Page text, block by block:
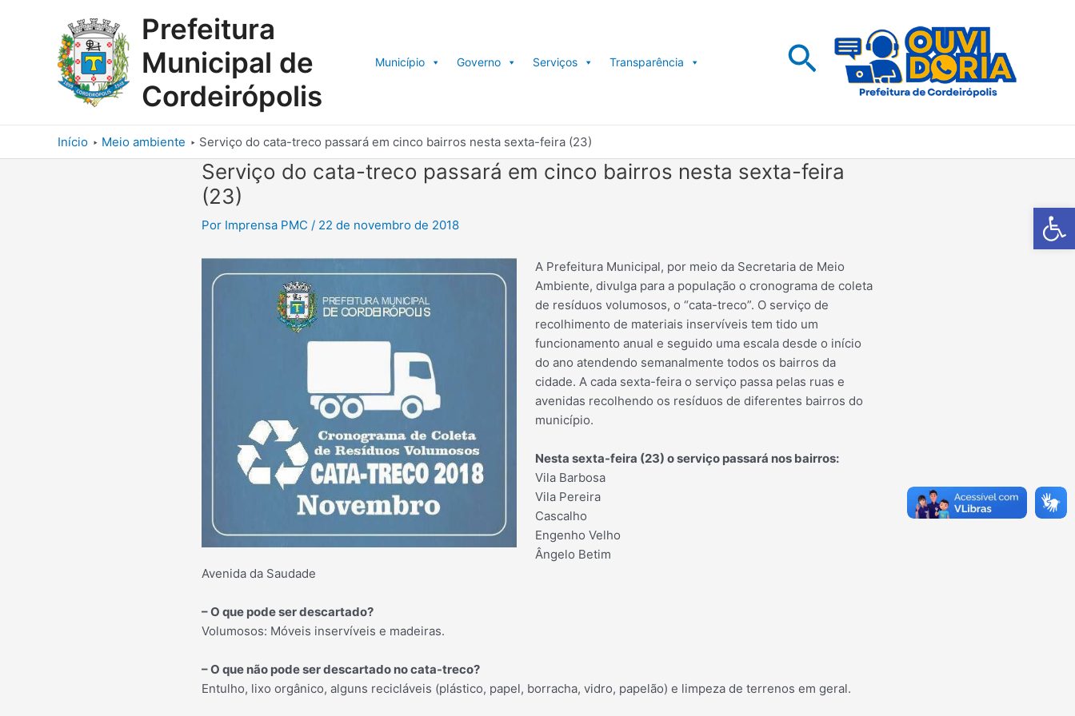
Barra de
Prefeitura
Municipal de
Cordeirópolis
Município Governo Serviços Transparência Pesquisar
Início Meio ambiente Serviço do cata-treco passará em cinco bairros nesta sexta-feira (23)
Serviço do cata-treco passará em cinco bairros nesta sexta-feira
(23)
Por Imprensa PMC / 22 de novembro de 2018
A Prefeitura Municipal, por meio da Secretaria de Meio
Ambiente, divulga para a população o cronograma de coleta
de resíduos volumosos, o “cata-treco”. O serviço de
recolhimento de materiais inservíveis tem tido um
funcionamento anual e seguido uma escala desde o início
do ano atendendo semanalmente todos os bairros da
cidade. A cada sexta-feira o serviço passa pelas ruas e
avenidas recolhendo os resíduos de diferentes bairros do
município.
Nesta sexta-feira (23) o serviço passará nos bairros:
Vila Barbosa
Vila Pereira
Cascalho
Engenho Velho
Ângelo Betim
Avenida da Saudade
– O que pode ser descartado?
Volumosos: Móveis inservíveis e madeiras.
– O que não pode ser descartado no cata-treco?
Entulho, lixo orgânico, alguns recicláveis (plástico, papel, borracha, vidro, papelão) e limpeza de terrenos em geral.